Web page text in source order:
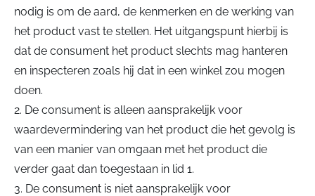
nodig is om de aard, de kenmerken en de werking van
het product vast te stellen. Het uitgangspunt hierbij is
dat de consument het product slechts mag hanteren
en inspecteren zoals hij dat in een winkel zou mogen
doen.
2. De consument is alleen aansprakelijk voor
waardevermindering van het product die het gevolg is
van een manier van omgaan met het product die
verder gaat dan toegestaan in lid 1.
3. De consument is niet aansprakelijk voor